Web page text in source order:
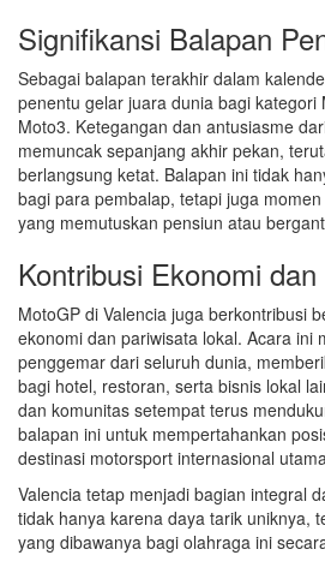
Signifikansi Balapan
Sebagai balapan terakhir dalam
penentu gelar juara dunia bagi kategori
Moto3. Ketegangan dan antusiasme
memuncak sepanjang akhir pekan,
berlangsung ketat. Balapan ini tidak
bagi para pembalap, tetapi juga
yang memutuskan pensiun atau
Kontribusi Ekonomi
MotoGP di Valencia juga berkontribusi
ekonomi dan pariwisata lokal. Acara ini
penggemar dari seluruh dunia,
bagi hotel, restoran, serta bisnis lokal
dan komunitas setempat terus
balapan ini untuk mempertahankan
destinasi motorsport internasional
Valencia tetap menjadi bagian integral
tidak hanya karena daya tarik uniknya,
yang dibawanya bagi olahraga ini